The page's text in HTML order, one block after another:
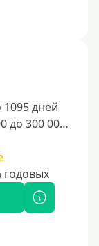
1095 дней
от 15 000 до 300 000 ₽